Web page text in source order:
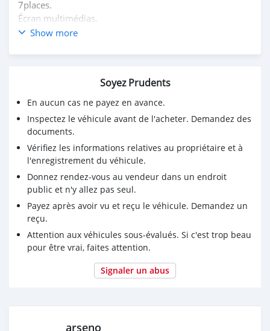
7places.
Écran multimédias.
Papiers à jour.
Position Cotonou sur rendez-vous.
Show more
Soyez Prudents
En aucun cas ne payez en avance.
Inspectez le véhicule avant de l'acheter. Demandez des
documents.
Vérifiez les informations relatives au propriétaire et à
l'enregistrement du véhicule.
Donnez rendez-vous au vendeur dans un endroit
public et n'y allez pas seul.
Payez après avoir vu et reçu le véhicule. Demandez un
reçu.
Attention aux véhicules sous-évalués. Si c'est trop beau
pour être vrai, faites attention.
Signaler un abus
arseno